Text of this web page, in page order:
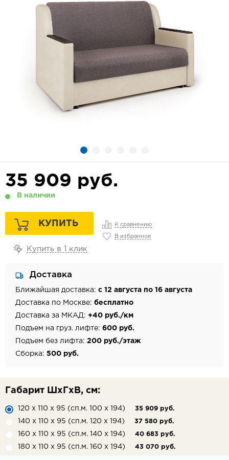
35 909 руб.
В наличии
КУПИТЬ К сравнению
В избранное
Купить в 1 клик
Доставка
Ближайшая доставка: с 12 августа по 16 августа
Доставка по Москве: бесплатно
Доставка за МКАД: +40 руб./км
Подъем на груз. лифте: 600 руб.
Подъем без лифта: 200 руб./этаж
Сборка: 500 руб.
Габарит ШхГхВ, см:
120 х 110 х 95 (сп.м. 100 х 194) 35 909 руб.
140 х 110 х 95 (сп.м. 120 х 194) 37 580 руб.
160 х 110 х 95 (сп.м. 140 х 194) 40 683 руб.
180 х 110 х 95 (сп.м. 160 х 194) 43 070 руб.